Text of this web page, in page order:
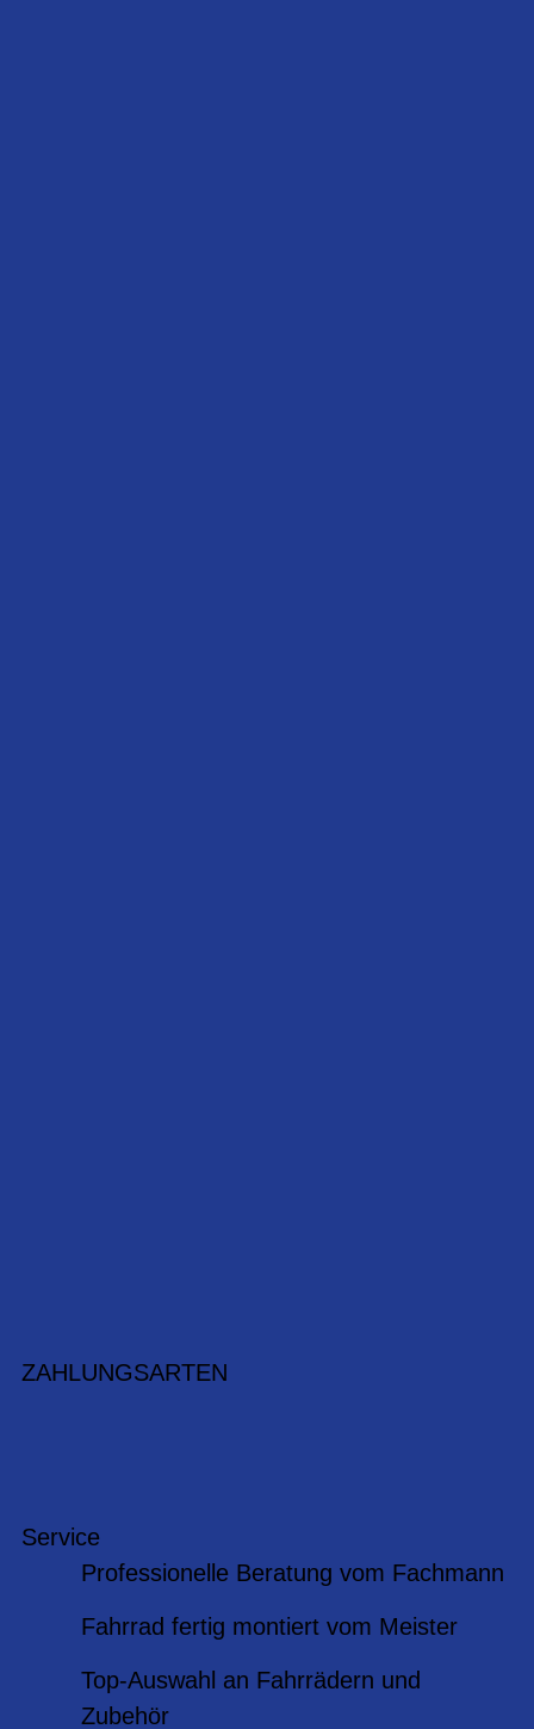
ZAHLUNGSARTEN
Service
Professionelle Beratung vom Fachmann
Fahrrad fertig montiert vom Meister
Top-Auswahl an Fahrrädern und
Zubehör